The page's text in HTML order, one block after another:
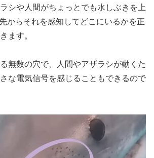
シや人間がちょっとでも水しぶきを上
からそれを感知してどこにいるかを正
ます。
無数の穴で、人間やアザラシが動くた
な電気信号を感じることもできるので